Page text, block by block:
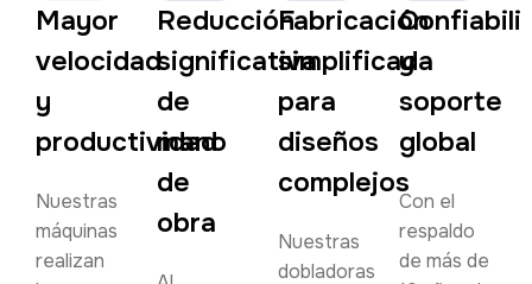
Mayor
velocidad
y
productividad
Nuestras
máquinas
realizan
Reducción
significativa
de
mano
de
obra
Fabricación
simplificada
para
diseños
complejos
Nuestras
dobladoras
y
soporte
global
Con el
respaldo
de más de